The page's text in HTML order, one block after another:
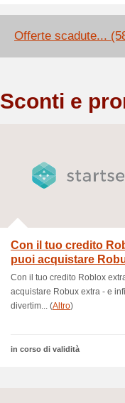
Offerte scadute...
Sconti e
Con il tuo credito
puoi acquistare
inf.
Con il tuo credito Roblox
acquistare Robux extra - e
divertim... (Altro)
in corso di validità